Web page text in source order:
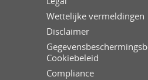
Wettelijke vermeldingen
Disclaimer
Cookiebeleid
Compliance